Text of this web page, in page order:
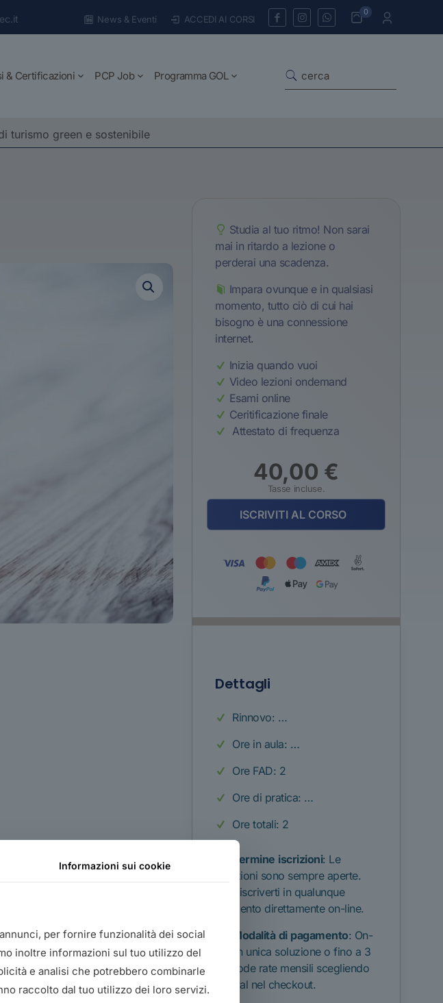
News & Eventi ACCEDI AI CORSI
0
& Certificazioni PCP Job Programma GOL
turismo green e sostenibile
Studia al tuo ritmo! Non sarai
mai in ritardo a lezione o
perderai una scadenza.
Impara ovunque e in qualsiasi
momento, tutto ciò di cui hai
bisogno è una connessione
internet.
Inizia quando vuoi
Video lezioni ondemand
Esami online
Ceritificazione finale
Attestato di frequenza
40,00 €
Tasse incluse.
ISCRIVITI AL CORSO
Dettagli
Rinnovo: …
Ore in aula: …
Ore FAD: 2
Ore di pratica: …
Ore totali: 2
Termine iscrizioni: Le
iscrizioni sono sempre aperte.
Puoi iscriverti in qualunque
momento direttamente on-line.
Modalità di pagamento: On-
line in unica soluzione o fino a 3
comode rate mensili scegliendo
PayPal nel checkout.
Informazioni sui cookie
per fornire funzionalità dei social
inoltre informazioni sul tuo utilizzo del
e analisi che potrebbero combinarle
raccolto dal tuo utilizzo dei loro servizi.